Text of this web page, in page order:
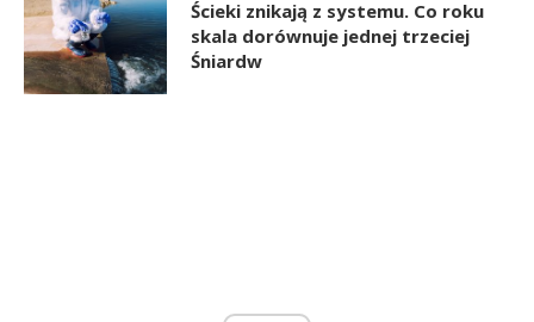
Ścieki znikają z systemu. Co roku
skala dorównuje jednej trzeciej
Śniardw